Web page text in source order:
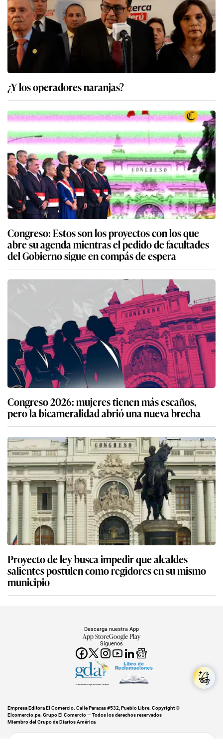
¿Y los operadores naranjas?
Congreso: Estos son los proyectos con los que
abre su agenda mientras el pedido de facultades
del Gobierno sigue en compás de espera
Congreso 2026: mujeres tienen más escaños,
pero la bicameralidad abrió una nueva brecha
Proyecto de ley busca impedir que alcaldes
salientes postulen como regidores en su mismo
municipio
Síguenos
Descarga nuestra App
App StoreGoogle Play
Miembro del Grupo de Diarios América
Empresa Editora El Comercio. Calle Paracas #532, Pueblo Libre. Copyright ©
Elcomercio.pe. Grupo El Comercio — Todos los derechos reservados
Miembro del Grupo de Diarios América